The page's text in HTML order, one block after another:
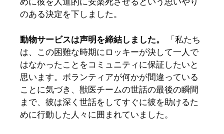
のある決定を下しました。
動物サービスは声明を締結しました。
「私たち
は、この困難な時期にロッキーが決して一人で
はなかったことをコミュニティに保証したいと
思います。ボランティアが何かが間違っている
ことに気づき、獣医チームの世話の最後の瞬間
まで、彼は深く世話をしてすぐに彼を助けるた
めに行動した人々に囲まれていました。